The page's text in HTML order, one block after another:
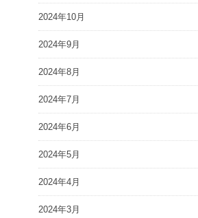
2024年10月
2024年9月
2024年8月
2024年7月
2024年6月
2024年5月
2024年4月
2024年3月